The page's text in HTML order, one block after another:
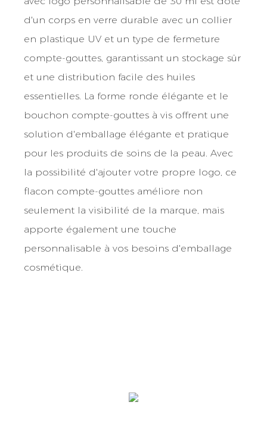
d'un corps en verre durable avec un collier
en plastique UV et un type de fermeture
compte-gouttes, garantissant un stockage sûr
et une distribution facile des huiles
essentielles. La forme ronde élégante et le
bouchon compte-gouttes à vis offrent une
solution d'emballage élégante et pratique
pour les produits de soins de la peau. Avec
la possibilité d'ajouter votre propre logo, ce
flacon compte-gouttes améliore non
seulement la visibilité de la marque, mais
apporte également une touche
personnalisable à vos besoins d'emballage
cosmétique.